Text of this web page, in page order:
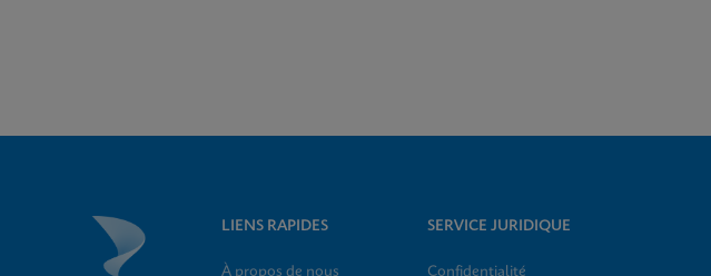
LIENS RAPIDES
À propos de nous
SERVICE JURIDIQUE
Confidentialité